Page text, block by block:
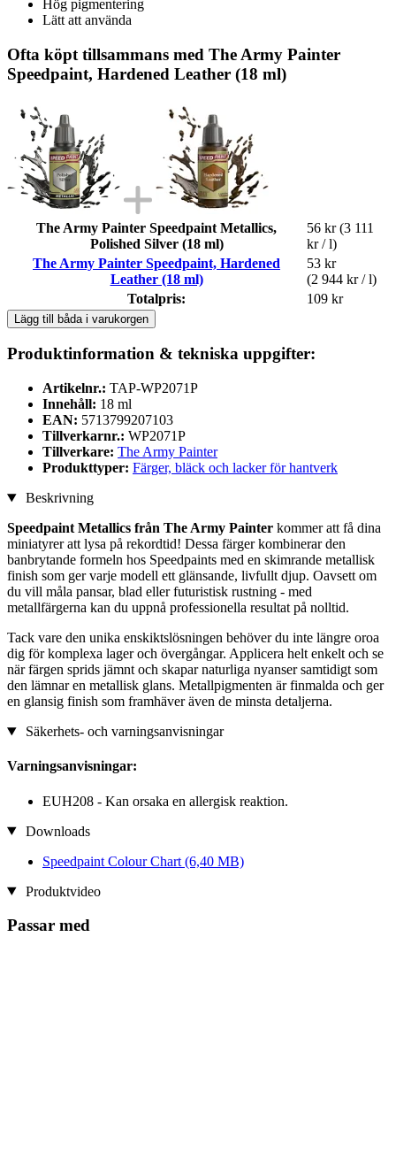
Hög pigmentering
Lätt att använda
Ofta köpt tillsammans med The Army Painter
Speedpaint, Hardened Leather (18 ml)
The Army Painter Speedpaint Metallics,
Polished Silver (18 ml)
56 kr (3 111
kr / l)
The Army Painter Speedpaint, Hardened
Leather (18 ml)
53 kr
(2 944 kr / l)
Totalpris:
109 kr
Lägg till båda i varukorgen
Produktinformation & tekniska uppgifter:
Artikelnr.: TAP-WP2071P
Innehåll: 18 ml
EAN: 5713799207103
Tillverkarnr.: WP2071P
Tillverkare: The Army Painter
Produkttyper: Färger, bläck och lacker för hantverk
Beskrivning
Speedpaint Metallics från The Army Painter kommer att få dina
miniatyrer att lysa på rekordtid! Dessa färger kombinerar den
banbrytande formeln hos Speedpaints med en skimrande metallisk
finish som ger varje modell ett glänsande, livfullt djup. Oavsett om
du vill måla pansar, blad eller futuristisk rustning - med
metallfärgerna kan du uppnå professionella resultat på nolltid.
Tack vare den unika enskiktslösningen behöver du inte längre oroa
dig för komplexa lager och övergångar. Applicera helt enkelt och se
när färgen sprids jämnt och skapar naturliga nyanser samtidigt som
den lämnar en metallisk glans. Metallpigmenten är finmalda och ger
en glansig finish som framhäver även de minsta detaljerna.
Säkerhets- och varningsanvisningar
Varningsanvisningar:
EUH208 - Kan orsaka en allergisk reaktion.
Downloads
Speedpaint Colour Chart (6,40 MB)
Produktvideo
Passar med